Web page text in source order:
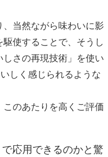
当然ながら味わいに影
使することで、そうし
さの再現技術」を使い
しく感じられるような
のあたりを高くご評価
応用できるのかと驚